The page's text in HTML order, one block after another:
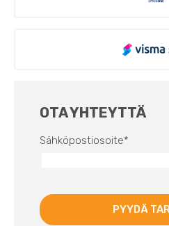
OTA YHTEYTTÄ
Sähköpostiosoite*